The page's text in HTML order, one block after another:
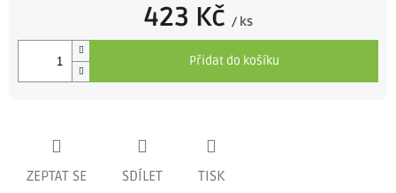
TISK
ZEPTAT SE SDÍLET
423 Kč / ks
Měrná
Přidat do košíku